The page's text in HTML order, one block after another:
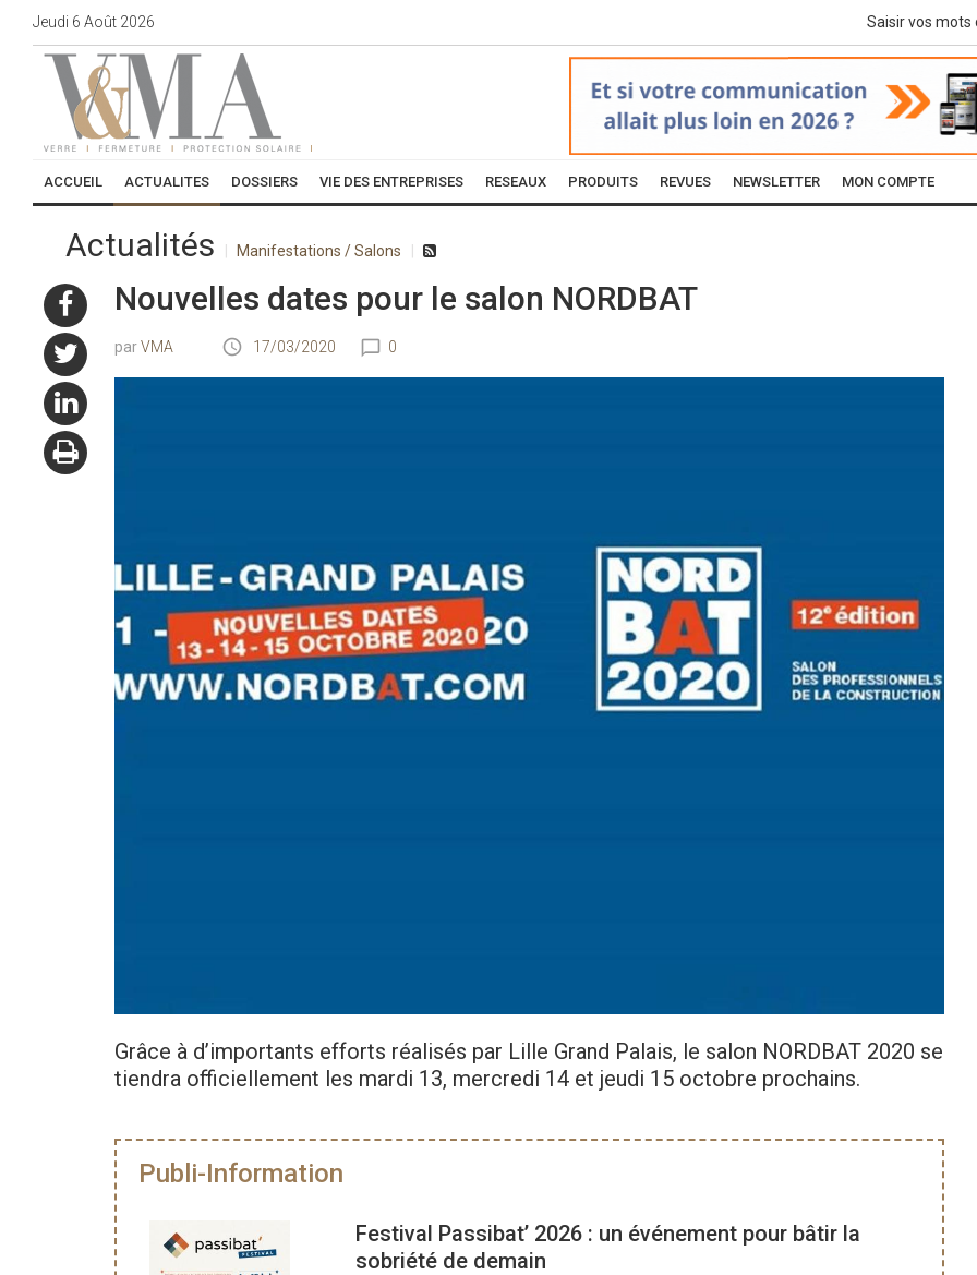
Jeudi 6 Août 2026
ACCUEIL ACTUALITES DOSSIERS VIE DES ENTREPRISES RESEAUX PRODUITS REVUES NEWSLETTER MON COMPTE
Actualités Manifestations / Salons
Nouvelles dates pour le salon NORDBAT
VMA 17/03/2020 0
Grâce à d’importants efforts réalisés par Lille Grand Palais, le salon NORDBAT 2020 se
tiendra officiellement les mardi 13, mercredi 14 et jeudi 15 octobre prochains.
Publi-Information
Festival Passibat’ 2026 : un événement pour bâtir la
sobriété de demain